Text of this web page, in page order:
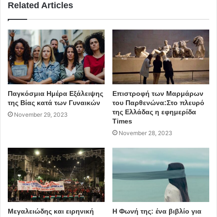
Πηγή: ΑΠΕ – ΜΠΕ
αθήνα
Πολυδύναμο Κέντρο Αστέγων του Δήμου
Αθηναίων
Σακελλαροπούλου
Πρόεδρος Δημοκρατίας άστεγοι
Related Articles
Παγκόσμια Ημέρα Εξάλειψης
της Βίας κατά των Γυναικών
November 29, 2023
Επιστροφή των Μαρμάρων
του Παρθενώνα:Στο πλευρό
της Ελλάδας η εφημερίδα
Times
November 28, 2023
Μεγαλειώδης και ειρηνική
Η Φωνή της: ένα βιβλίο για